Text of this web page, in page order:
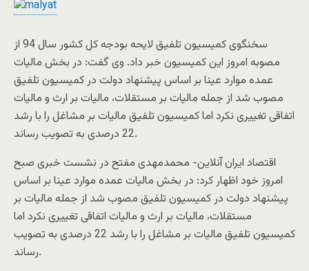
سخنگوی کمیسیون تلفیق لایحه بودجه کل کشور سال 94 از
مصوبه امروز این کمیسیون خبر داد. وی گفت: در بخش مالیات
عمده موارد عینا بر اساس پیشنهاد دولت در کمیسیون تلفیق
مصوب شد از جمله مالیات بر مستقلات، مالیات بر ارث و مالیات
اتفاقی تغییری نکرد اما کمیسیون تلفیق مالیات بر مشاغل را با رشد
22 درصدی به تصویب رساند.
اقتصاد ایران آنلاین- محمدمهدی مفتح در نشست خبری صبح
امروز خود اظهار کرد: در بخش مالیات عمده موارد عینا بر اساس
پیشنهاد دولت در کمیسیون تلفیق مصوب شد از جمله مالیات بر
مستقلات، مالیات بر ارث و مالیات اتفاقی تغییری نکرد اما
کمیسیون تلفیق مالیات بر مشاغل را با رشد 22 درصدی به تصویب
رساند.